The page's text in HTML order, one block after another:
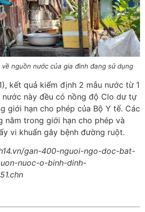
nguồn nước của gia đình đang sử dụng
kết quả kiểm định 2 mẫu nước từ 1
nước này đều có nồng độ Clo dư tự
giới hạn cho phép của Bộ Y tế. Các
nằm trong giới hạn cho phép và
vi khuẩn gây bệnh đường ruột.
gan-400-nguoi-ngo-doc-bat-
nuoc-o-binh-dinh-